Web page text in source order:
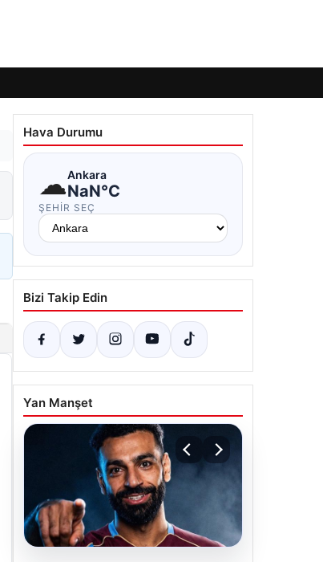
Hava Durumu
☁Ankara
NaN°C
ŞEHIR SEÇ
Bizi Takip Edin
Yan Manşet